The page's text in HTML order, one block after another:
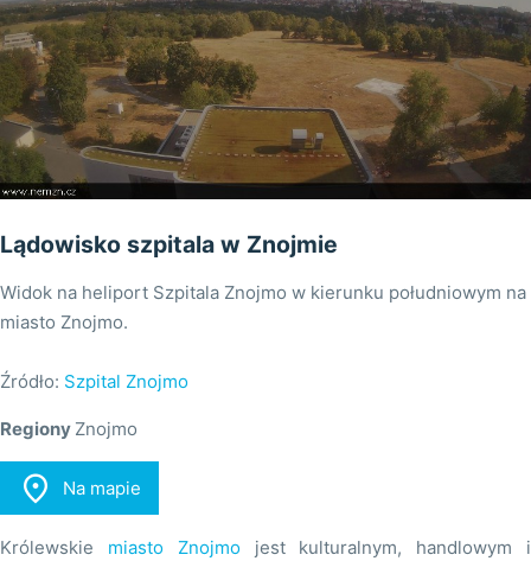
Lądowisko szpitala w Znojmie
Widok na heliport Szpitala Znojmo w kierunku południowym na
miasto Znojmo.
Źródło: Szpital Znojmo
Regiony Znojmo
 Na mapie
Królewskie miasto Znojmojest kulturalnym, handlowym i